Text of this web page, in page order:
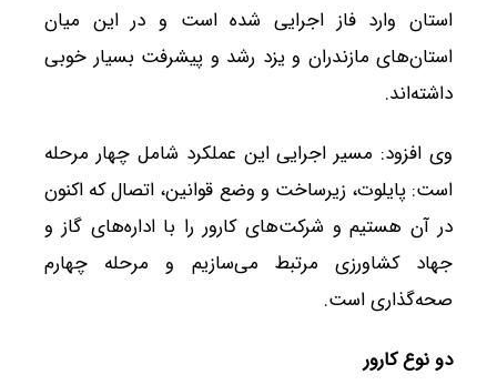
استان وارد فاز اجرایی شده است و در این میان
استان‌های مازندران و یزد رشد و پیشرفت بسیار خوبی
داشته‌اند.
وی افزود: مسیر اجرایی این عملکرد شامل چهار مرحله
است: پایلوت، زیرساخت و وضع قوانین، اتصال که اکنون
در آن هستیم و شرکت‌های کارور را با اداره‌های گاز و
جهاد کشاورزی مرتبط می‌سازیم و مرحله چهارم
صحه‌گذاری است.
دو نوع کارور